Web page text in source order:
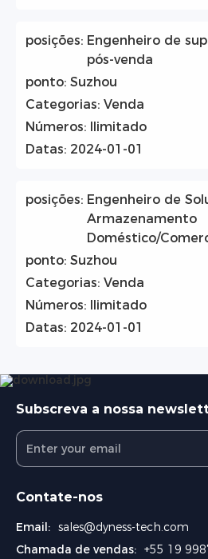
posições: Engenheiro de
pós-venda
ponto: Suzhou
Categorias: Venda
Números:
Ilimitado
Datas: 2024-01-01
posições: Engenheiro de
Armazenamento
Doméstico/
ponto: Suzhou
Categorias: Venda
Números:
Ilimitado
Datas: 2024-01-01
Subscreva a nossa
Contate-nos
Email: sales@dyness-tech.com
Chamada de vendas: +55 19